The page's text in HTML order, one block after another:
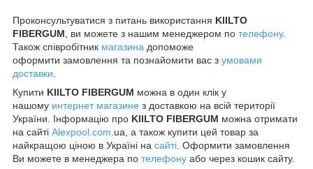
Проконсультуватися з питань використання KIILTO
FIBERGUM , ви можете з нашим менеджером по телефону.
Також співробітник магазина допоможе
оформити замовлення та познайомити вас з умовами
доставки
Купити KIILTO FIBERGUM можна в один клік у
нашому интернет магазине з доставкою на всій території
України. Інформацію про KIILTO FIBERGUM можна отримати
на сайті Alexpool.com .ua, а також купити цей товар за
найкращою ціною в Україні на сайті . Оформити замовлення
Ви можете в менеджера по телефону або через кошик сайту.